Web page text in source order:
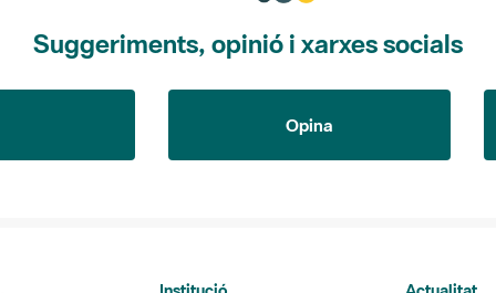
Suggeriments, opinió i xarxes socials
Opina